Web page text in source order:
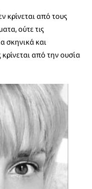
κρίνεται από τους
ούτε τις
σκηνικά και
από την ουσία